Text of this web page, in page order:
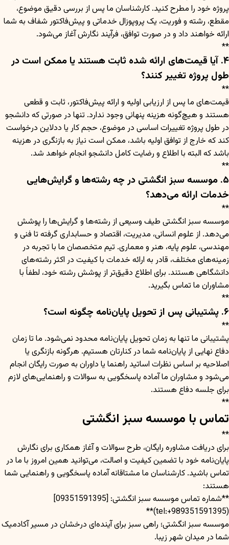
پروژه خود را مطرح کنید. کارشناسان ما پس از بررسی دقیق موضوع،
مقطع، رشته و فوریت، یک پروپوزال خدماتی و پیش‌فاکتور شفاف به شما
ارائه خواهند داد و در صورت توافق، فرآیند نگارش آغاز می‌شود.
**
۴. آیا قیمت‌های ارائه شده ثابت هستند یا ممکن است در
طول پروژه تغییر کنند؟
**
قیمت‌های ما پس از ارزیابی اولیه و ارائه پیش‌فاکتور، ثابت و قطعی
هستند و هیچ‌گونه هزینه پنهانی وجود ندارد. تنها در صورتی که دانشجو
در طول پروژه تغییرات اساسی در موضوع، حجم کار یا ددلاین درخواست
کند که خارج از توافق اولیه باشد، ممکن است نیاز به بازنگری در هزینه
باشد که البته با اطلاع و رضایت کامل دانشجو انجام خواهد شد.
**
۵. موسسه سبز انگشتی در چه رشته‌ها و گرایش‌هایی
خدمات ارائه می‌دهد؟
**
موسسه سبز انگشتی طیف وسیعی از رشته‌ها و گرایش‌ها را پوشش
می‌دهد. از علوم انسانی، مدیریت، اقتصاد و حسابداری گرفته تا فنی و
مهندسی، علوم پایه، هنر و معماری. تیم متخصصان ما با تجربه در
زمینه‌های مختلف، قادر به ارائه خدمات با کیفیت در اکثر رشته‌های
دانشگاهی هستند. برای اطلاع دقیق‌تر از پوشش رشته خود، لطفاً با
مشاوران ما تماس بگیرید.
**
۶. پشتیبانی پس از تحویل پایان‌نامه چگونه است؟
**
پشتیبانی ما تنها به زمان تحویل پایان‌نامه محدود نمی‌شود. ما تا زمان
دفاع نهایی از پایان‌نامه شما در کنارتان هستیم. هرگونه بازنگری یا
اصلاحیه بر اساس نظرات اساتید راهنما یا داوران به صورت رایگان انجام
می‌شود و مشاوران ما آماده پاسخگویی به سوالات و راهنمایی‌های لازم
برای جلسه دفاع هستند.
**
تماس با موسسه سبز انگشتی
**
برای دریافت مشاوره رایگان، طرح سوالات و آغاز همکاری برای نگارش
پایان‌نامه خود با تضمین کیفیت و اصالت، می‌توانید همین امروز با ما در
تماس باشید. کارشناسان ما مشتاقانه آماده پاسخگویی و راهنمایی شما
هستند:
**شماره تماس موسسه سبز انگشتی: [09351591395]
(tel:+989351591395)**
موسسه سبز انگشتی؛ راهی سبز برای آینده‌ای درخشان در مسیر آکادمیک
شما در میدان شهر زیبا.